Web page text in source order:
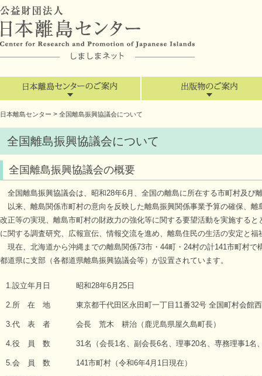
日本離島センター > 全国離島振興協議会について
全国離島振興協議会について
全国離島振興協議会の概要
全国離島振興協議会は、昭和28年6月、全国の離島に所在する市町村及び
以来、離島関係市町村の意向を反映した離島振興関係事業予算の確保、
改正等の実現、離島市町村の財政力の強化等に関する要望活動を実施する
に関する調査研究、広報宣伝、情報交流を進め、離島住民の生活の安定と
現在、北海道から沖縄までの離島関係73市・44町・24村の計141市町村で
都道県に支部（各都道県離島振興協議会等）が設置されています。
1.設立年月日 昭和28年6月25日
2.所 在 地 東京都千代田区永田町一丁目11番32号 全国町村会館
3.代 表 者 会長 荒木 耕治（鹿児島県屋久島町長）
4.役 員 数 31名（会長1名、副会長6名、理事20名、専務理事1名
5.会 員 数 141市町村（令和6年4月1日現在）